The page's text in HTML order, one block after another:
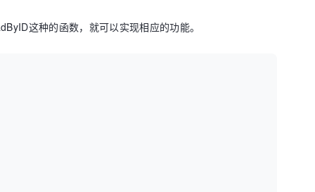
这种的函数，就可以实现相应的功能。